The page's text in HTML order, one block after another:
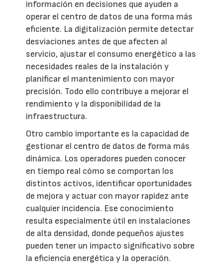
información en decisiones que ayuden a
operar el centro de datos de una forma más
eficiente. La digitalización permite detectar
desviaciones antes de que afecten al
servicio, ajustar el consumo energético a las
necesidades reales de la instalación y
planificar el mantenimiento con mayor
precisión. Todo ello contribuye a mejorar el
rendimiento y la disponibilidad de la
infraestructura.
Otro cambio importante es la capacidad de
gestionar el centro de datos de forma más
dinámica. Los operadores pueden conocer
en tiempo real cómo se comportan los
distintos activos, identificar oportunidades
de mejora y actuar con mayor rapidez ante
cualquier incidencia. Ese conocimiento
resulta especialmente útil en instalaciones
de alta densidad, donde pequeños ajustes
pueden tener un impacto significativo sobre
la eficiencia energética y la operación.